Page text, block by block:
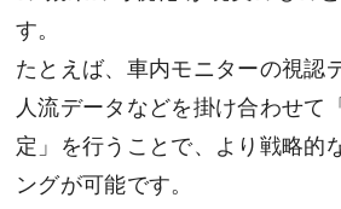
す。
たとえば、車内モニターの視認
人流データなどを掛け合わせて
定」を行うことで、より戦略的
ングが可能です。